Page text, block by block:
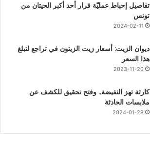
تفاصيل إحباط عمليّة فرار أحد أكبر الحيتان من
تونس
2024-02-11
ديوان الزيت: أسعار زيت الزيتون في تراجع لتبلغ
هذا السعر
2023-11-20
كارثة تهز النفيضة.. وفتح تحقيق للكشف عن
ملابسات الحادثة
2024-01-29